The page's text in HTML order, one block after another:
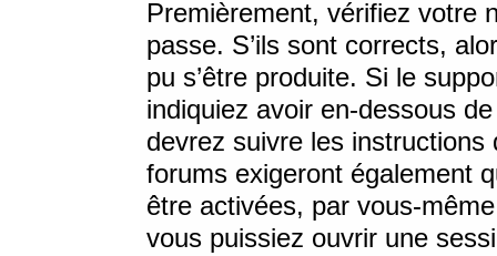
Premièrement, vérifiez votre
passe. S’ils sont corrects,
pu s’être produite. Si le
indiquiez avoir en-dessous
devrez suivre les
forums exigeront également
être activées, par vous-
vous puissiez ouvrir une